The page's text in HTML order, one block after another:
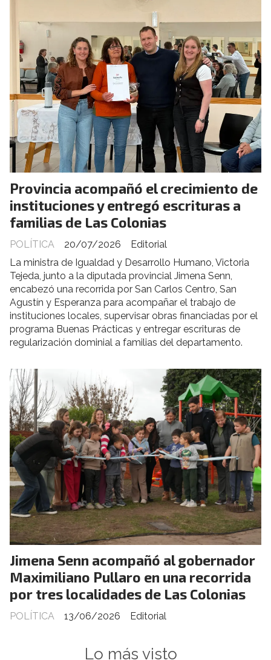
Provincia acompañó el crecimiento de
instituciones y entregó escrituras a
familias de Las Colonias
Editorial
POLÍTICA
20/07/2026
La ministra de Igualdad y Desarrollo Humano, Victoria
Tejeda, junto a la diputada provincial Jimena Senn,
encabezó una recorrida por San Carlos Centro, San
Agustín y Esperanza para acompañar el trabajo de
instituciones locales, supervisar obras financiadas por el
programa Buenas Prácticas y entregar escrituras de
regularización dominial a familias del departamento.
Jimena Senn acompañó al gobernador
Maximiliano Pullaro en una recorrida
por tres localidades de Las Colonias
Editorial
POLÍTICA 13/06/2026
Lo más visto